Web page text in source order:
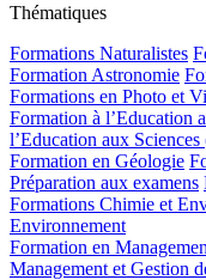
Thématiques
Formations Naturalistes
Formation Astronomie
Formations en Photo et
Formation à l’Education
l’Education aux
Formation en Géologie
Préparation aux examens
Formations Chimie et
Environnement
Formation en
Management et Gestion